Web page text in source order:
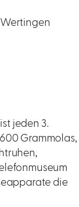
Wertingen
jeden 3.
Grammolas,
die